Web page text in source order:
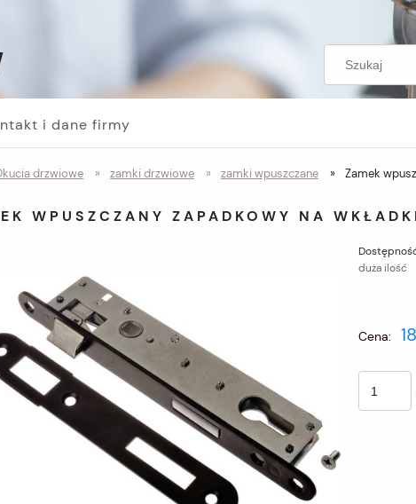
i dane firmy
drzwiowe » zamki drzwiowe » zamki wpuszczane » Zamek
WPUSZCZANY ZAPADKOWY NA
duża ilość
Cena: